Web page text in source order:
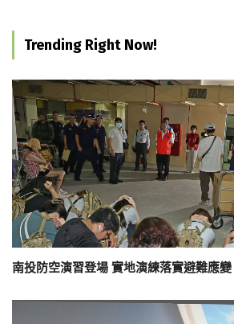
Trending Right Now!
南投防空演習登場 實地演練落實避難應變